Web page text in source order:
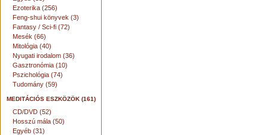
Ezoterika (256)
Feng-shui könyvek (3)
Fantasy / Sci-fi (72)
Mesék (66)
Mitológia (40)
Nyugati irodalom (36)
Gasztronómia (10)
Pszichológia (74)
Tudomány (59)
MEDITÁCIÓS ESZKÖZÖK (161)
CD/DVD (52)
Hosszú mála (50)
Egyéb (31)